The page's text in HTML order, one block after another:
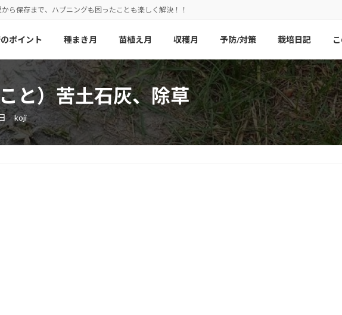
ら保存まで、ハプニングも困ったことも楽しく解決！！
ポイント 種まき月 苗植え月 収穫月 予防/対策 栽培日記
と）苦土石灰、除草
koji